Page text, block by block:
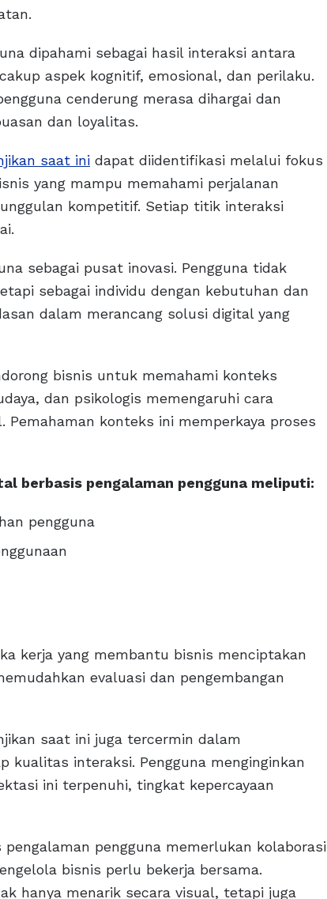
dipahami sebagai hasil interaksi antara
aspek kognitif, emosional, dan perilaku.
cenderung merasa dihargai dan
dan loyalitas.
saat ini dapat diidentifikasi melalui fokus
yang mampu memahami perjalanan
kompetitif. Setiap titik interaksi
sebagai pusat inovasi. Pengguna tidak
sebagai individu dengan kebutuhan dan
dalam merancang solusi digital yang
bisnis untuk memahami konteks
dan psikologis memengaruhi cara
konteks ini memperkaya proses
berbasis pengalaman pengguna meliputi:
pengguna
kerja yang membantu bisnis menciptakan
evaluasi dan pengembangan
saat ini juga tercermin dalam
kualitas interaksi. Pengguna menginginkan
ini terpenuhi, tingkat kepercayaan
pengguna memerlukan kolaborasi
bisnis perlu bekerja bersama.
hanya menarik secara visual, tetapi juga